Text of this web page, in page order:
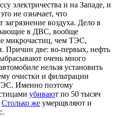
электричества и на Западе, и
не означает, что
воздуха. Дело в
в ДВС, вообще
микрочастиц, чем ТЭС,
Причин две: во-первых, нефть
очень много
нельзя установить
очистки и фильтрации
Именно поэтому
убивают по 50 тысяч
Столько же умерщвляют и